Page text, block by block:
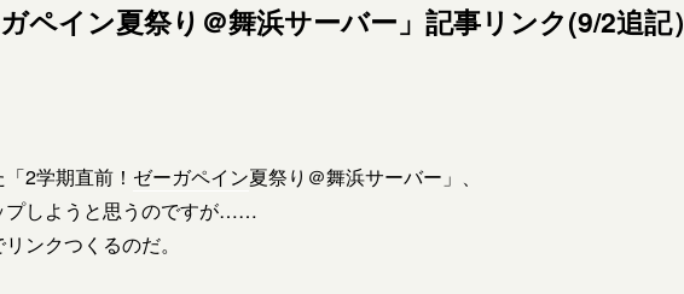
ペイン夏祭り＠舞浜サーバー」記事リンク(9/2追記）
2学期直前！ ゼーガペイン夏祭り＠舞浜サーバー」、
プしようと思うのですが……
ンクつくるのだ。